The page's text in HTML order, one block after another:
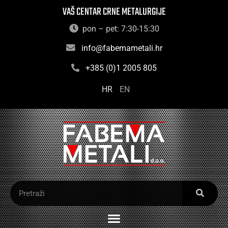
VAŠ CENTAR CRNE METALURGIJE
pon – pet: 7:30-15:30
info@fabemametali.hr
+385 (0)1 2005 805
HR EN